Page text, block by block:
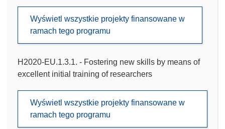
Wyświetl wszystkie projekty finansowane w
ramach tego programu
H2020-EU.1.3.1. - Fostering new skills by means of
excellent initial training of researchers
Wyświetl wszystkie projekty finansowane w
ramach tego programu